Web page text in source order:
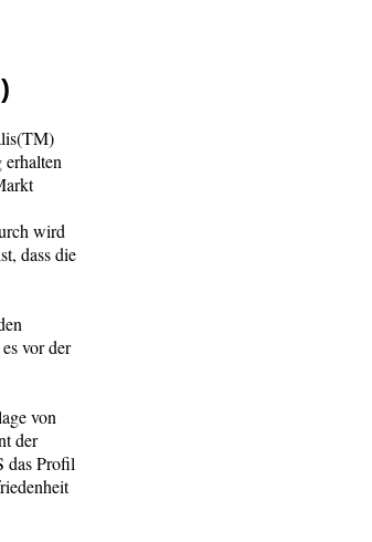
wird
dass die
vor der
von
der
das Profil